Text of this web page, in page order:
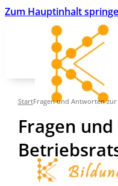
Zum Hauptinhalt
StartFragen und Antworten
Fragen